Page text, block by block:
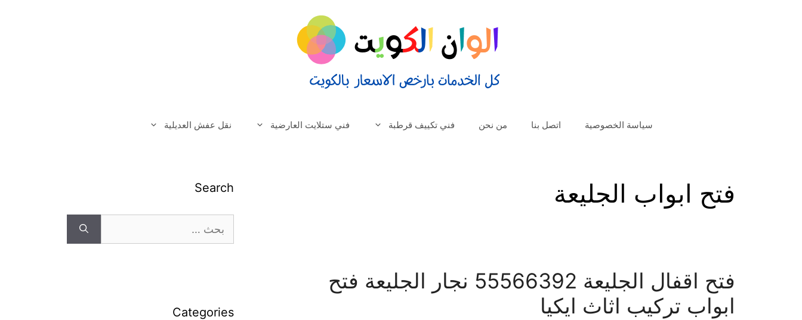
سياسة الخصوصية اتصل بنا من نحن فني تكييف قرطبة فني ستلايت العارضية نقل عفش العديلية
فتح ابواب الجليعة
فتح اقفال الجليعة 55566392 نجار الجليعة فتح
ابواب تركيب اثاث ايكيا
Search
Categories